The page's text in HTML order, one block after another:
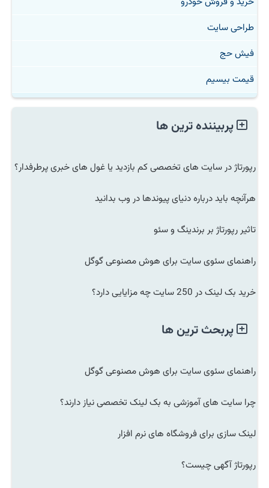
طراحی سایت
فیش حج
قیمت بیسیم
پربیننده ترین ها
رپورتاژ در سایت های تخصصی کم بازدید یا غول های خبری پرطرفدار؟
هرآنچه باید درباره دنیای پیوندها در وب بدانید
تاثیر رپورتاژ بر برندینگ و سئو
راهنمای سئوی سایت برای هوش مصنوعی گوگل
خرید بک لینک در 250 سایت چه مزایایی دارد؟
پربحث ترین ها
راهنمای سئوی سایت برای هوش مصنوعی گوگل
چرا سایت های آموزشی به بک لینک تخصصی نیاز دارند؟
لینک سازی برای فروشگاه های نرم افزار
رپورتاژ آگهی چیست؟